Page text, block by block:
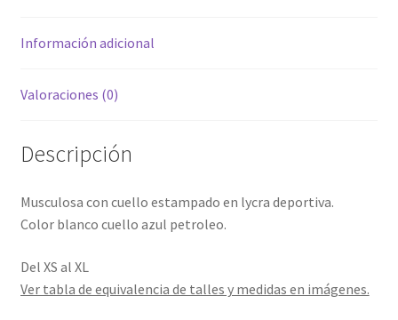
Información adicional
Valoraciones (0)
Descripción
Musculosa con cuello estampado en lycra deportiva.
Color blanco cuello azul petroleo.
Del XS al XL
Ver tabla de equivalencia de talles y medidas en imágenes.